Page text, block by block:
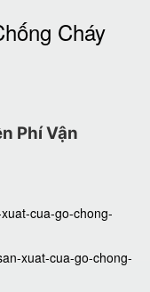
Phí Vận
cua-go-chong-
xuat-cua-go-chong-